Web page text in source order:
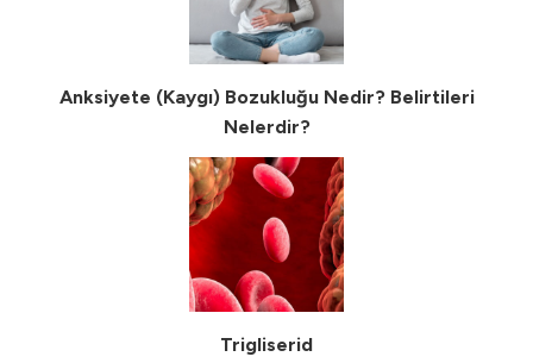
Anksiyete (Kaygı) Bozukluğu Nedir? Belirtileri
Nelerdir?
Trigliserid